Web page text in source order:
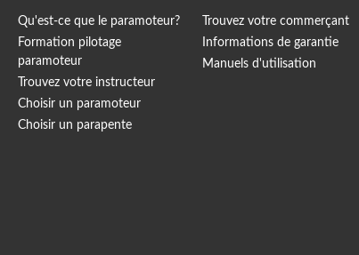
Qu'est-ce que le paramoteur?
Formation pilotage
paramoteur
Trouvez votre instructeur
Choisir un paramoteur
Choisir un parapente
Trouvez votre commerçant
Informations de garantie
Manuels d'utilisation